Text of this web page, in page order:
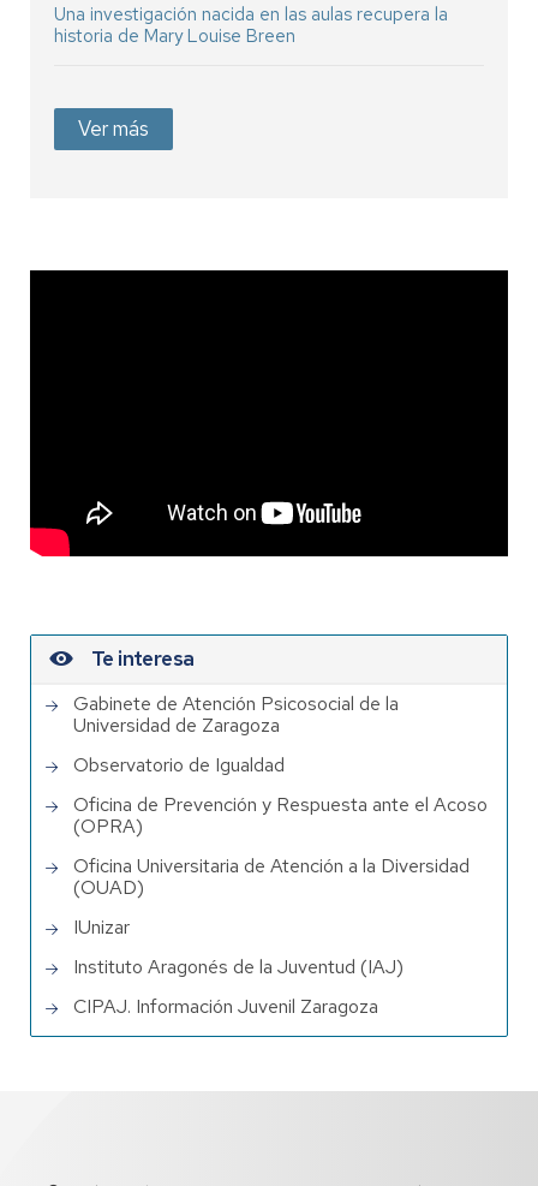
Una investigación nacida en las aulas recupera la
historia de Mary Louise Breen
Ver más
Te interesa
Gabinete de Atención Psicosocial de la
Universidad de Zaragoza
Observatorio de Igualdad
Oficina de Prevención y Respuesta ante el Acoso
(OPRA)
Oficina Universitaria de Atención a la Diversidad
(OUAD)
IUnizar
Instituto Aragonés de la Juventud (IAJ)
CIPAJ. Información Juvenil Zaragoza